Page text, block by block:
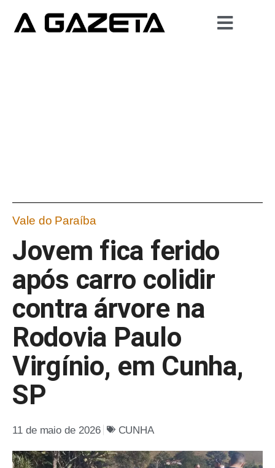
Vale do Paraíba
Jovem fica ferido
após carro colidir
contra árvore na
Rodovia Paulo
Virgínio, em Cunha,
SP
11 de maio de 2026 CUNHA